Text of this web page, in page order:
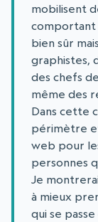
mobilisent
comportant
bien sûr
graphistes,
des chefs
même des
Dans cette
périmètre
web pour
personnes
Je
à mieux
qui se